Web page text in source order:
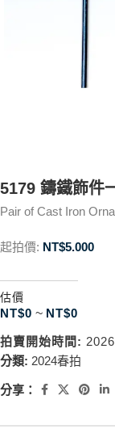
5179 鑄鐵飾件
Pair of Cast Iron
起拍價: NT$5.000
估價
NT$0 ~ NT$0
拍賣開始時間:
分類: 2024春拍
分享：